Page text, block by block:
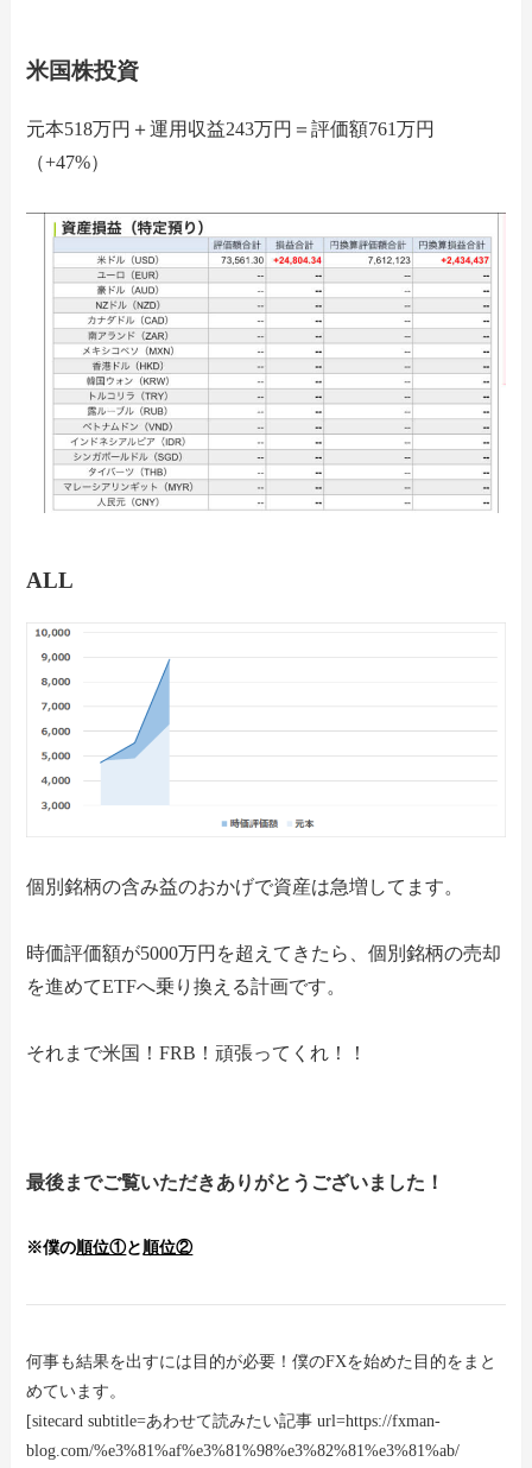
米国株投資
元本518万円＋運用収益243万円＝評価額761万円
（+47%）
ALL
個別銘柄の含み益のおかげで資産は急増してます。
時価評価額が5000万円を超えてきたら、個別銘柄の売却
を進めてETFへ乗り換える計画です。
それまで米国！FRB！頑張ってくれ！！
最後までご覧いただきありがとうございました！
※僕の順位①と 順位②
何事も結果を出すには目的が必要！僕のFXを始めた目的をまと
めています。
[sitecard subtitle=あわせて読みたい記事 url=https://fxman-
blog.com/%e3%81%af%e3%81%98%e3%82%81%e3%81%ab/